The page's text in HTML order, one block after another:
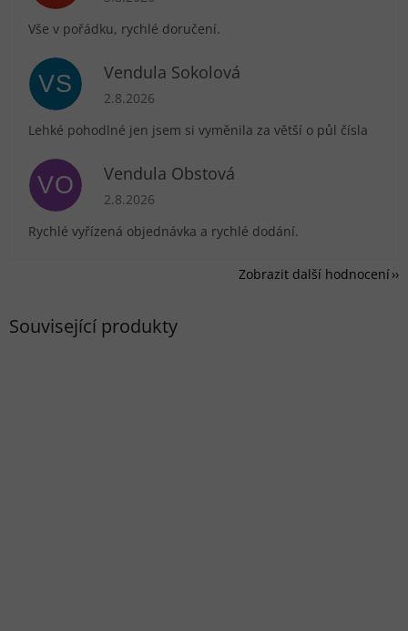
Související produkty
Vše v pořádku, rychlé doručení.
VS Vendula Sokolová
Hodnocení obchodu je 5 z 5 hvězdiček.
2.8.2026
Lehké pohodlné jen jsem si vyměnila za větší o půl čísla
VO Vendula Obstová
Hodnocení obchodu je 5 z 5 hvězdiček.
2.8.2026
Rychlé vyřízená objednávka a rychlé dodání.
Zobrazit další hodnocení